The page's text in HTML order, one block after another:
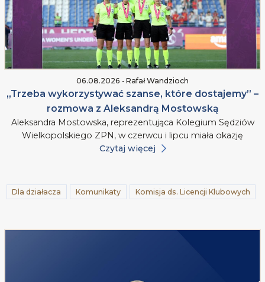
06.08.2026 • Rafał Wandzioch
„Trzeba wykorzystywać szanse, które dostajemy” –
rozmowa z Aleksandrą Mostowską
Aleksandra Mostowska, reprezentująca Kolegium Sędziów
Wielkopolskiego ZPN, w czerwcu i lipcu miała okazję
Czytaj więcej
Dla działacza Komunikaty Komisja ds. Licencji Klubowych